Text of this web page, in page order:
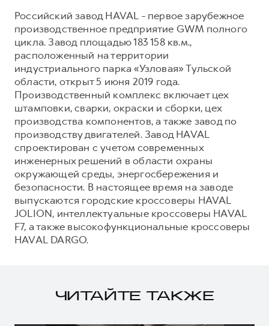
Российский завод HAVAL - первое зарубежное
производственное предприятие GWM полного
цикла. Завод площадью 183 158 кв.м.,
расположенный на территории
индустриального парка «Узловая» Тульской
области, открыт 5 июня 2019 года.
Производственный комплекс включает цех
штамповки, сварки, окраски и сборки, цех
производства компонентов, а также завод по
производству двигателей. Завод HAVAL
спроектирован с учетом современных
инженерных решений в области охраны
окружающей среды, энергосбережения и
безопасности. В настоящее время на заводе
выпускаются городские кроссоверы HAVAL
JOLION, интеллектуальные кроссоверы HAVAL
F7, а также высокофункциональные кроссоверы
HAVAL DARGO.
ЧИТАЙТЕ ТАКЖЕ